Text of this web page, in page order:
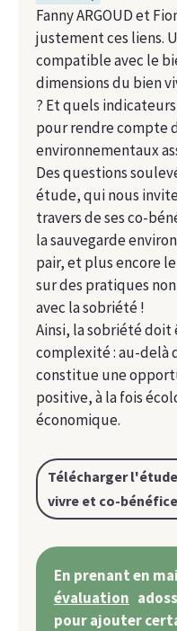
Fanny ARGOUD et
justement ces liens.
compatible avec le
dimensions du bien
? Et quels
pour rendre compte
environnementaux
Des questions
étude, qui nous
travers de ses co-
la sauvegarde
pair, et plus encore
sur des pratiques
avec la sobriété !
Ainsi, la sobriété doit
complexité : au-delà
constitue une
positive, à la fois
économique.
Télécharger
vivre et co-
En prenant en
évaluation
pour ajouter